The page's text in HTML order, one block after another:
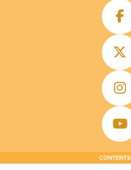
CONTENTS